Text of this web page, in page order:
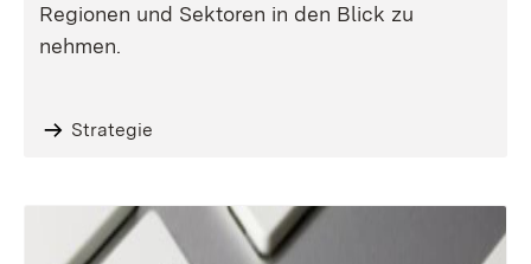
Regionen und Sektoren in den Blick zu
nehmen.
Strategie